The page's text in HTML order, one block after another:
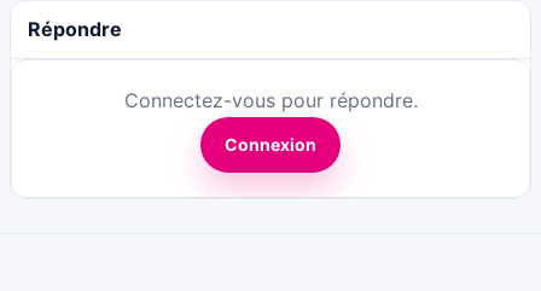
Répondre
Connectez-vous pour répondre.
Connexion